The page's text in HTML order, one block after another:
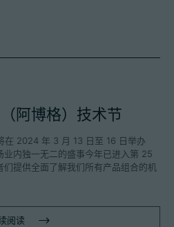
阿博格）技术节
在 2024 年 3 月 13 日至 16 日举办
内独一无二的盛事今年已进入第 25
提供全面了解我们所有产品组合的机
阅读